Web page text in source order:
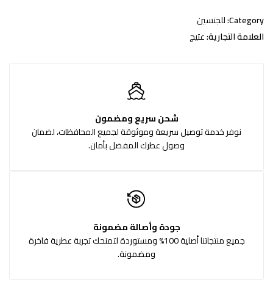
Category: للجنسين
العلامة التجارية:عتيج
شحن سريع ومضمون
نوفر خدمة توصيل سريعة وموثوقة لجميع المحافظات، لضمان
وصول عطرك المفضل بأمان.
جودة وأصالة مضمونة
جميع منتجاتنا أصلية 100% ومستوردة لتمنحك تجربة عطرية فاخرة
ومضمونة.